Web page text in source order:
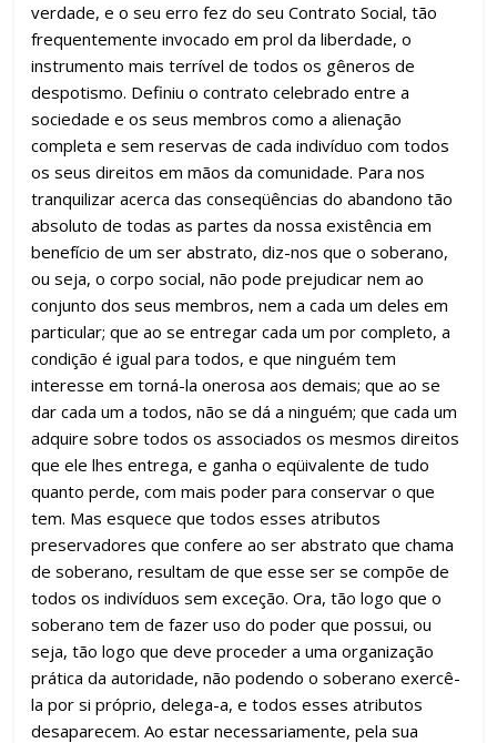
verdade, e o seu erro fez do seu Contrato Social, tão
frequentemente invocado em prol da liberdade, o
instrumento mais terrível de todos os gêneros de
despotismo. Definiu o contrato celebrado entre a
sociedade e os seus membros como a alienação
completa e sem reservas de cada indivíduo com todos
os seus direitos em mãos da comunidade. Para nos
tranquilizar acerca das conseqüências do abandono tão
absoluto de todas as partes da nossa existência em
benefício de um ser abstrato, diz-nos que o soberano,
ou seja, o corpo social, não pode prejudicar nem ao
conjunto dos seus membros, nem a cada um deles em
particular; que ao se entregar cada um por completo, a
condição é igual para todos, e que ninguém tem
interesse em torná-la onerosa aos demais; que ao se
dar cada um a todos, não se dá a ninguém; que cada um
adquire sobre todos os associados os mesmos direitos
que ele lhes entrega, e ganha o eqüivalente de tudo
quanto perde, com mais poder para conservar o que
tem. Mas esquece que todos esses atributos
preservadores que confere ao ser abstrato que chama
de soberano, resultam de que esse ser se compõe de
todos os indivíduos sem exceção. Ora, tão logo que o
soberano tem de fazer uso do poder que possui, ou
seja, tão logo que deve proceder a uma organização
prática da autoridade, não podendo o soberano exercê-
la por si próprio, delega-a, e todos esses atributos
desaparecem. Ao estar necessariamente, pela sua